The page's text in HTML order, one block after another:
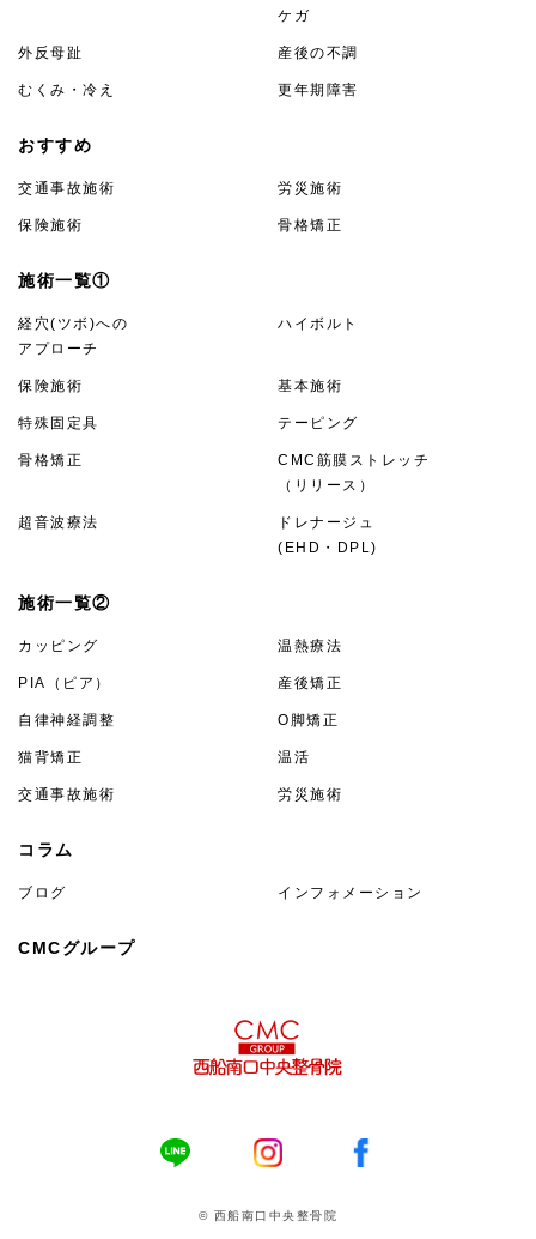
ケガ
外反母趾 産後の不調
むくみ・冷え 更年期障害
おすすめ
交通事故施術 労災施術
保険施術 骨格矯正
施術一覧①
経穴(ツボ)への
アプローチ
ハイボルト
保険施術 基本施術
特殊固定具 テーピング
骨格矯正
CMC筋膜ストレッチ
（リリース）
超音波療法
ドレナージュ
(EHD・DPL)
施術一覧②
カッピング 温熱療法
PIA（ピア） 産後矯正
自律神経調整 O脚矯正
猫背矯正 温活
交通事故施術 労災施術
コラム
ブログ インフォメーション
CMCグループ
© 西船南口中央整骨院